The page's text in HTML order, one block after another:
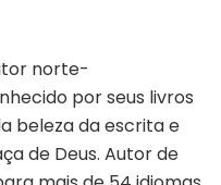
norte-
por seus livros
beleza da escrita e
de Deus. Autor de